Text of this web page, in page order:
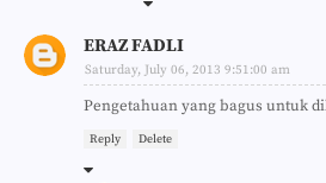
ERAZ FADLI
Saturday, July 06, 2013 9:51:00 am
Pengetahuan yang bagus untuk
Reply Delete